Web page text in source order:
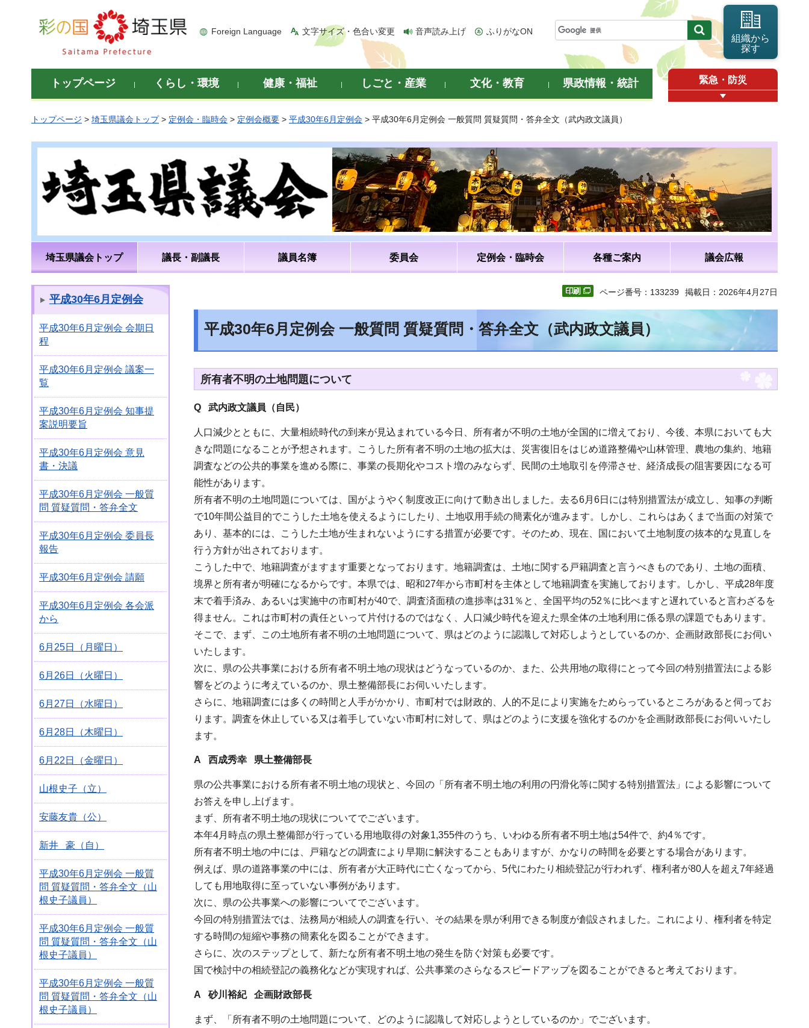
彩の国 埼玉県
Foreign Language 文字サイズ・色合い変更 音声読み上げ ふりがなON
組織から
探す
トップページ くらし・環境 健康・福祉 しごと・産業 文化・教育 県政情報・統計 緊急・防災
トップページ > 埼玉県議会トップ> 定例会・臨時会 > 定例会概要 > 平成30年6月定例会 > 平成30年6月定例会 一般質問 質疑質問・答弁全文（武内政文議員）
埼玉県議会トップ 議長・副議長 議員名簿 委員会 定例会・臨時会 各種ご案内 議会広報
平成30年6月定例会
平成30年6月定例会 会期日
程
平成30年6月定例会 議案一
覧
平成30年6月定例会 知事提
案説明要旨
平成30年6月定例会 意見
書・決議
平成30年6月定例会 一般質
問 質疑質問・答弁全文
平成30年6月定例会 委員長
報告
平成30年6月定例会 請願
平成30年6月定例会 各会派
から
6月25日（月曜日）
6月26日（火曜日）
6月27日（水曜日）
6月28日（木曜日）
6月22日（金曜日）
山根史子（立）
安藤友貴（公）
新井 豪（自）
平成30年6月定例会 一般質
問 質疑質問・答弁全文（山
根史子議員）
平成30年6月定例会 一般質
問 質疑質問・答弁全文（山
根史子議員）
平成30年6月定例会 一般質
問 質疑質問・答弁全文（山
根史子議員）
ページ番号：133239 掲載日：2026年4月27日
平成30年6月定例会 一般質問 質疑質問・答弁全文（武内政文議員）
所有者不明の土地問題について
Q 武内政文議員（自民）
人口減少とともに、大量相続時代の到来が見込まれている今日、所有者が不明の土地が全国的に増えており、今後、本県においても大
きな問題になることが予想されます。こうした所有者不明の土地の拡大は、災害復旧をはじめ道路整備や山林管理、農地の集約、地籍
調査などの公共的事業を進める際に、事業の長期化やコスト増のみならず、民間の土地取引を停滞させ、経済成長の阻害要因になる可
能性があります。
所有者不明の土地問題については、国がようやく制度改正に向けて動き出しました。去る6月6日には特別措置法が成立し、知事の判断
で10年間公益目的でこうした土地を使えるようにしたり、土地収用手続の簡素化が進みます。しかし、これらはあくまで当面の対策で
あり、基本的には、こうした土地が生まれないようにする措置が必要です。そのため、現在、国において土地制度の抜本的な見直しを
行う方針が出されております。
こうした中で、地籍調査がますます重要となっております。地籍調査は、土地に関する戸籍調査と言うべきものであり、土地の面積、
境界と所有者が明確になるからです。本県では、昭和27年から市町村を主体として地籍調査を実施しております。しかし、平成28年度
末で着手済み、あるいは実施中の市町村が40で、調査済面積の進捗率は31％と、全国平均の52％に比べますと遅れていると言わざるを
得ません。これは市町村の責任といって片付けるのではなく、人口減少時代を迎えた県全体の土地利用に係る県の課題でもあります。
そこで、まず、この土地所有者不明の土地問題について、県はどのように認識して対応しようとしているのか、企画財政部長にお伺い
いたします。
次に、県の公共事業における所有者不明土地の現状はどうなっているのか、また、公共用地の取得にとって今回の特別措置法による影
響をどのように考えているのか、県土整備部長にお伺いいたします。
さらに、地籍調査には多くの時間と人手がかかり、市町村では財政的、人的不足により実施をためらっているところがあると伺ってお
ります。調査を休止している又は着手していない市町村に対して、県はどのように支援を強化するのかを企画財政部長にお伺いいたし
ます。
A 西成秀幸 県土整備部長
県の公共事業における所有者不明土地の現状と、今回の「所有者不明土地の利用の円滑化等に関する特別措置法」による影響について
お答えを申し上げます。
まず、所有者不明土地の現状についてでございます。
本年4月時点の県土整備部が行っている用地取得の対象1,355件のうち、いわゆる所有者不明土地は54件で、約4％です。
所有者不明土地の中には、戸籍などの調査により早期に解決することもありますが、かなりの時間を必要とする場合があります。
例えば、県の道路事業の中には、所有者が大正時代に亡くなってから、5代にわたり相続登記が行われず、権利者が80人を超え7年経過
しても用地取得に至っていない事例があります。
次に、県の公共事業への影響についてでございます。
今回の特別措置法では、法務局が相続人の調査を行い、その結果を県が利用できる制度が創設されました。これにより、権利者を特定
する時間の短縮や事務の簡素化を図ることができます。
さらに、次のステップとして、新たな所有者不明土地の発生を防ぐ対策も必要です。
国で検討中の相続登記の義務化などが実現すれば、公共事業のさらなるスピードアップを図ることができると考えております。
A 砂川裕紀 企画財政部長
まず、「所有者不明の土地問題について、どのように認識して対応しようとしているのか」でございます。